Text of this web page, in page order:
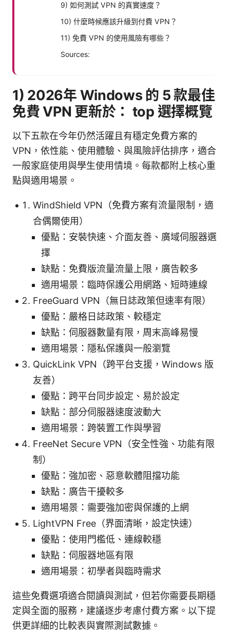
9) 如何測試 VPN 的真實速度？
10) 什麼時候應該升級到付費 VPN？
11) 免費 VPN 的使用風險有哪些？
Sources:
1) 2026年 Windows 的 5 款最佳
免費 VPN 更新於： top 選擇概覽
以下五款在今年仍然活躍且有穩定免費方案的
VPN，依性能、使用體驗、與風險評估排序，適合
一般家庭使用與學生使用情境。每款都附上核心重
點與適用場景。
WindShield VPN（免費方案有流量限制，適
合偶爾使用）
優點：安裝快速、介面友善、廣域伺服器選
擇
缺點：免費版流量流量上限，廣告較多
適用場景：臨時保護公用網路、短時連線
FreeGuard VPN（無日誌政策但速率有限）
優點：嚴格日誌政策、較穩定
缺點：伺服器數量有限，周末高峰易慢
適用場景：隱私保護與一般瀏覽
QuickLink VPN（跨平台支援，Windows 版
友善）
優點：跨平台同步設定、易於設定
缺點：部分伺服器速度波動大
適用場景：跨裝置工作與學習
FreeNet Secure VPN（安全性強、功能有限
制）
優點：強加密、惡意軟體阻擋功能
缺點：廣告干擾較多
適用場景：需要強加密與保護的上網
LightVPN Free（界面清晰，設定快速）
優點：使用門檻低、連線較穩
缺點：伺服器地區有限
適用場景：初學者與臨時需求
這些免費選項適合閱讀與測試，但若你需要長期穩
定與全面的服務，建議逐步考慮付費方案。以下提
供更詳細的比較表與實際測試數據。